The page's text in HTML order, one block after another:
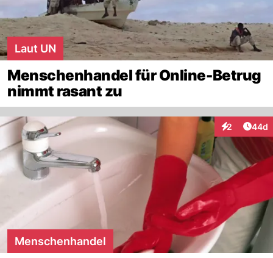
Laut UN
Menschenhandel für Online-Betrug
nimmt rasant zu
2
Interaktionen
44d
Menschenhandel